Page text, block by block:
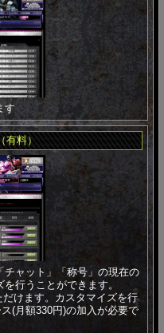
す
有料）
チャット」「称号」の現在の
行うことができます。
けます。カスタマイズを行
(月額330円)の加入が必要で